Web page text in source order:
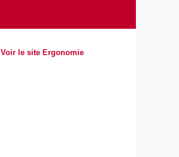
Voir le site Ergonomie